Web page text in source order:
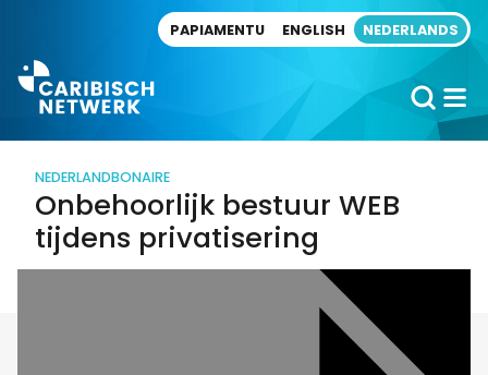
PAPIAMENTU ENGLISH NEDERLANDS
NEDERLANDBONAIRE
Onbehoorlijk bestuur WEB
tijdens privatisering